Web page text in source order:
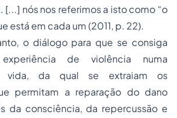
[...] nós nos referimos a isto como “o
está em cada um (2011, p. 22).
o diálogo para que se consiga
de violência numa
vida, da qual se extraiam os
permitam a reparação do dano
da consciência, da repercussão e